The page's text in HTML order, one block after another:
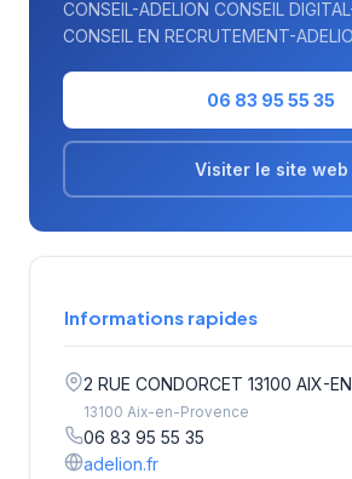
CONSEIL-ADELION CONSEIL
CONSEIL EN RECRUTEMENT-
06 83 95 55 35
Visiter le site web
Informations rapides
2 RUE CONDORCET 13100 AIX-
13100 Aix-en-Provence
06 83 95 55 35
adelion.fr